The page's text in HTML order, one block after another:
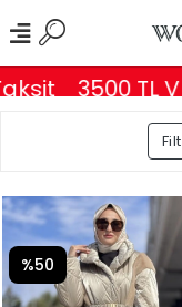
3500 TL VE
%50